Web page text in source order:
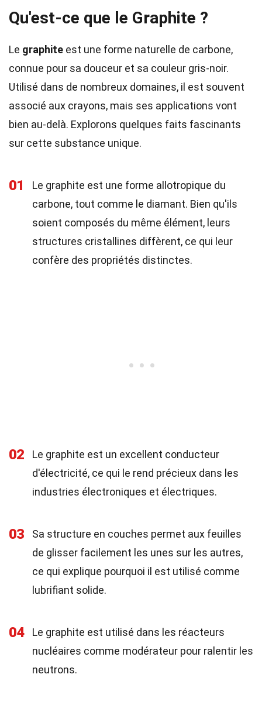
Qu'est-ce que le Graphite ?
Le graphite est une forme naturelle de carbone,
connue pour sa douceur et sa couleur gris-noir.
Utilisé dans de nombreux domaines, il est souvent
associé aux crayons, mais ses applications vont
bien au-delà. Explorons quelques faits fascinants
sur cette substance unique.
01
Le graphite est une forme allotropique du
carbone, tout comme le diamant. Bien qu'ils
soient composés du même élément, leurs
structures cristallines diffèrent, ce qui leur
confère des propriétés distinctes.
02
Le graphite est un excellent conducteur
d'électricité, ce qui le rend précieux dans les
industries électroniques et électriques.
03
Sa structure en couches permet aux feuilles
de glisser facilement les unes sur les autres,
ce qui explique pourquoi il est utilisé comme
lubrifiant solide.
04
Le graphite est utilisé dans les réacteurs
nucléaires comme modérateur pour ralentir les
neutrons.